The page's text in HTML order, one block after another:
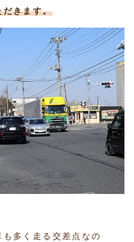
だきます。
も多く走る交差点なの